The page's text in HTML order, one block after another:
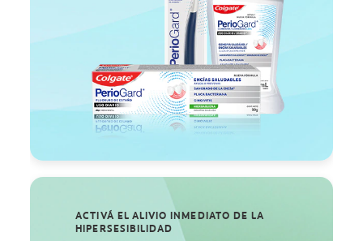
ACTIVÁ EL ALIVIO INMEDIATO DE LA
HIPERSESIBILIDAD